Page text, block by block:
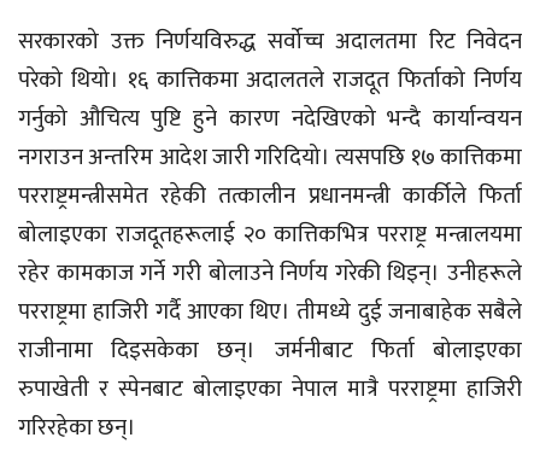
सरकारको उक्त निर्णयविरुद्ध सर्वोच्च अदालतमा रिट निवेदन
परेको थियो। १६ कात्तिकमा अदालतले राजदूत फिर्ताको निर्णय
गर्नुको औचित्य पुष्टि हुने कारण नदेखिएको भन्दै कार्यान्वयन
नगराउन अन्तरिम आदेश जारी गरिदियो। त्यसपछि १७ कात्तिकमा
परराष्ट्रमन्त्रीसमेत रहेकी तत्कालीन प्रधानमन्त्री कार्कीले फिर्ता
बोलाइएका राजदूतहरूलाई २० कात्तिकभित्र परराष्ट्र मन्त्रालयमा
रहेर कामकाज गर्ने गरी बोलाउने निर्णय गरेकी थिइन्। उनीहरूले
परराष्ट्रमा हाजिरी गर्दै आएका थिए। तीमध्ये दुई जनाबाहेक सबैले
राजीनामा दिइसकेका छन्। जर्मनीबाट फिर्ता बोलाइएका
रुपाखेती र स्पेनबाट बोलाइएका नेपाल मात्रै परराष्ट्रमा हाजिरी
गरिरहेका छन्।